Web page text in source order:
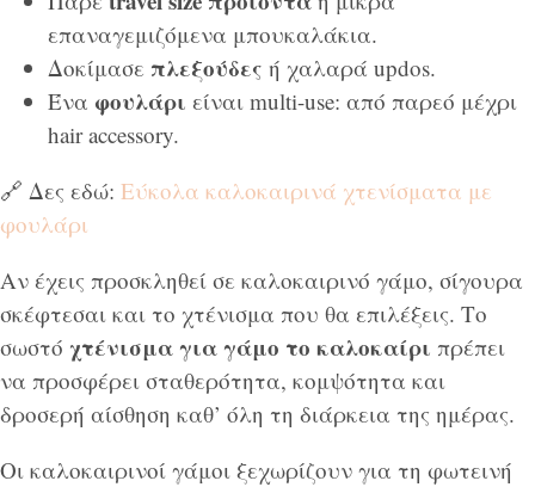
επαναγεμιζόμενα μπουκαλάκια.
Δοκίμασε πλεξούδες ή χαλαρά updos.
Ένα φουλάρι είναι multi-use: από παρεό μέχρι
hair accessory.
🔗 Δες εδώ: Εύκολα καλοκαιρινά χτενίσματα με
φουλάρι
Αν έχεις προσκληθεί σε καλοκαιρινό γάμο, σίγουρα
σκέφτεσαι και το χτένισμα που θα επιλέξεις. Το
σωστό χτένισμα για γάμο το καλοκαίρι πρέπει
να προσφέρει σταθερότητα, κομψότητα και
δροσερή αίσθηση καθ’ όλη τη διάρκεια της ημέρας.
Οι καλοκαιρινοί γάμοι ξεχωρίζουν για τη φωτεινή